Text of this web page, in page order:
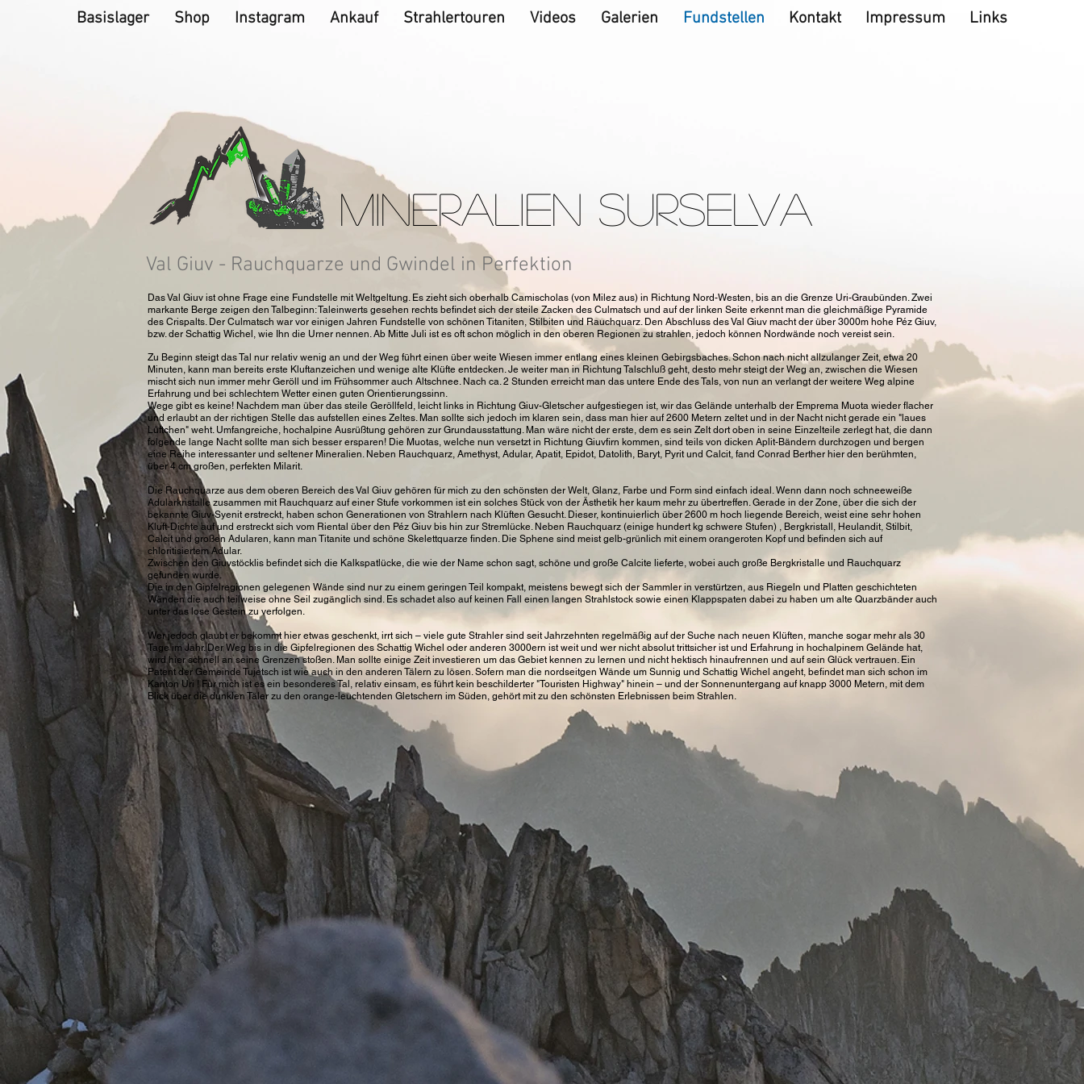
Basislager Shop Instagram Ankauf Strahlertouren Videos Galerien Fundstellen Kontakt Impressum Links
MINERALIEN SURSELVA
Val Giuv - Rauchquarze und Gwindel in Perfektion
Das Val Giuv ist ohne Frage eine Fundstelle mit Weltgeltung. Es zieht sich oberhalb Camischolas (von Milez aus) in Richtung Nord-Westen, bis an die Grenze Uri-Graubünden. Zwei
markante Berge zeigen den Talbeginn: Taleinwerts gesehen rechts befindet sich der steile Zacken des Culmatsch und auf der linken Seite erkennt man die gleichmäßige Pyramide
des Crispalts. Der Culmatsch war vor einigen Jahren Fundstelle von schönen Titaniten, Stilbiten und Rauchquarz. Den Abschluss des Val Giuv macht der über 3000m hohe Péz Giuv,
bzw. der Schattig Wichel, wie Ihn die Urner nennen. Ab Mitte Juli ist es oft schon möglich in den oberen Regionen zu strahlen, jedoch können Nordwände noch vereist sein.
Zu Beginn steigt das Tal nur relativ wenig an und der Weg führt einen über weite Wiesen immer entlang eines kleinen Gebirgsbaches. Schon nach nicht allzulanger Zeit, etwa 20
Minuten, kann man bereits erste Kluftanzeichen und wenige alte Klüfte entdecken. Je weiter man in Richtung Talschluß geht, desto mehr steigt der Weg an, zwischen die Wiesen
mischt sich nun immer mehr Geröll und im Frühsommer auch Altschnee. Nach ca. 2 Stunden erreicht man das untere Ende des Tals, von nun an verlangt der weitere Weg alpine
Erfahrung und bei schlechtem Wetter einen guten Orientierungssinn.
Wege gibt es keine! Nachdem man über das steile Geröllfeld, leicht links in Richtung Giuv-Gletscher aufgestiegen ist, wir das Gelände unterhalb der Emprema Muota wieder flacher
und erlaubt an der richtigen Stelle das aufstellen eines Zeltes. Man sollte sich jedoch im klaren sein, dass man hier auf 2600 Metern zeltet und in der Nacht nicht gerade ein "laues
Lüftchen" weht. Umfangreiche, hochalpine Ausrüßtung gehören zur Grundausstattung. Man wäre nicht der erste, dem es sein Zelt dort oben in seine Einzelteile zerlegt hat, die dann
folgende lange Nacht sollte man sich besser ersparen! Die Muotas, welche nun versetzt in Richtung Giuvfirn kommen, sind teils von dicken Aplit-Bändern durchzogen und bergen
eine Reihe interessanter und seltener Mineralien. Neben Rauchquarz, Amethyst, Adular, Apatit, Epidot, Datolith, Baryt, Pyrit und Calcit, fand Conrad Berther hier den berühmten,
über 4 cm großen, perfekten Milarit.
Die Rauchquarze aus dem oberen Bereich des Val Giuv gehören für mich zu den schönsten der Welt, Glanz, Farbe und Form sind einfach ideal. Wenn dann noch schneeweiße
Adularkristalle zusammen mit Rauchquarz auf einer Stufe vorkommen ist ein solches Stück von der Ästhetik her kaum mehr zu übertreffen. Gerade in der Zone, über die sich der
bekannte Giuv-Syenit erstreckt, haben schon Generationen von Strahlern nach Klüften Gesucht. Dieser, kontinuierlich über 2600 m hoch liegende Bereich, weist eine sehr hohen
Kluft-Dichte auf und erstreckt sich vom Riental über den Péz Giuv bis hin zur Stremlücke. Neben Rauchquarz (einige hundert kg schwere Stufen) , Bergkristall, Heulandit, Stilbit,
Calcit und großen Adularen, kann man Titanite und schöne Skelettquarze finden. Die Sphene sind meist gelb-grünlich mit einem orangeroten Kopf und befinden sich auf
chloritisiertem Adular.
Zwischen den Giuvstöcklis befindet sich die Kalkspatlücke, die wie der Name schon sagt, schöne und große Calcite lieferte, wobei auch große Bergkristalle und Rauchquarz
gefunden wurde.
Die in den Gipfelregionen gelegenen Wände sind nur zu einem geringen Teil kompakt, meistens bewegt sich der Sammler in verstürtzen, aus Riegeln und Platten geschichteten
Wänden die auch teilweise ohne Seil zugänglich sind. Es schadet also auf keinen Fall einen langen Strahlstock sowie einen Klappspaten dabei zu haben um alte Quarzbänder auch
unter das lose Gestein zu verfolgen.
Wer jedoch glaubt er bekommt hier etwas geschenkt, irrt sich – viele gute Strahler sind seit Jahrzehnten regelmäßig auf der Suche nach neuen Klüften, manche sogar mehr als 30
Tage im Jahr. Der Weg bis in die Gipfelregionen des Schattig Wichel oder anderen 3000ern ist weit und wer nicht absolut trittsicher ist und Erfahrung in hochalpinem Gelände hat,
wird hier schnell an seine Grenzen stoßen. Man sollte einige Zeit investieren um das Gebiet kennen zu lernen und nicht hektisch hinaufrennen und auf sein Glück vertrauen. Ein
Patent der Gemeinde Tujetsch ist wie auch in den anderen Tälern zu lösen. Sofern man die nordseitgen Wände um Sunnig und Schattig Wichel angeht, befindet man sich schon im
Kanton Uri ! Für mich ist es ein besonderes Tal, relativ einsam, es führt kein beschilderter "Touristen Highway" hinein – und der Sonnenuntergang auf knapp 3000 Metern, mit dem
Blick über die dunklen Täler zu den orange-leuchtenden Gletschern im Süden, gehört mit zu den schönsten Erlebnissen beim Strahlen.